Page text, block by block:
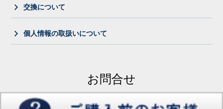
交換について
個人情報の取扱いについて
お問合せ